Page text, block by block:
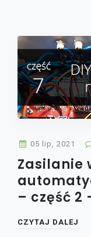
05 lip, 2021
Zasilanie
– część 2
CZYTAJ DALEJ